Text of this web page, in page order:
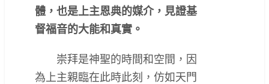
體，也是上主恩典的媒介，見證基
督福音的大能和真實。
崇拜是神聖的時間和空間，因
為上主親臨在此時此刻，仿如天門